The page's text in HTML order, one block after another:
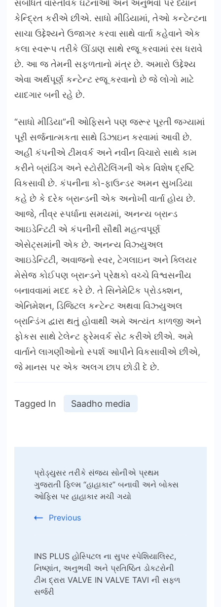
સંબંધિત વાસ્તવિક ઘટનાઓ અને અનુભવો પર ધ્યાન
કેન્દ્રિત કરીએ છીએ. સાધો મીડિયામાં, તેઓ કન્ટેન્ટના
સાચા ઉદ્દેશ્યને ઉજાગર કરવા સાથે વાર્તા કહેવાને એક
કલા સ્વરૂપ તરીકે ઊંડાણ સાથે રજૂ કરવામાં રસ ધરાવે
છે. આ જ તેમની સફળતાનો મંત્ર છે. અમારો ઉદ્દેશ્ય
એવા અર્થપૂર્ણ કન્ટેન્ટ રજૂ કરવાનો છે જે લોગો માટે
યાદગાર બની રહે છે.
“સાધો મીડિયા”ની ઓફિસને પણ જરૂર પૂરતી જગ્યામાં
પૂરી સર્જનાત્મકતા સાથે ડિઝાઇન કરવામાં આવી છે.
અહીં કંપનીએ ટીમવર્ક અને નવીન વિચારો સાથે કામ
કરીને બ્રાંડિંગ અને સ્ટોરીટેલિંગની એક વિશેષ દ્રષ્ટિ
વિકસાવી છે. કંપનીના કો-ફાઉન્ડર અમન સુખડિયા
કહે છે કે દરેક બ્રાન્ડની એક અનોખી વાર્તા હોય છે.
આજે, તીવ્ર સ્પર્ધાના સમયમાં, અનન્ય બ્રાન્ડ
આઇડેન્ટિટી એ કંપનીની સૌથી મહત્વપૂર્ણ
એસેટ્સમાંની એક છે. અનન્ય વિઝ્યુઅલ
આઇડેન્ટિટી, અવાજનો સ્વર, ટેગલાઇન અને ક્લિયર
મેસેજ કોઈપણ બ્રાન્ડને પ્રેક્ષકો વચ્ચે વિશ્વસનીય
બનાવવામાં મદદ કરે છે. તે સિનેમેટિક પ્રોડક્શન,
એનિમેશન, ડિજિટલ કન્ટેન્ટ અથવા વિઝ્યુઅલ
બ્રાન્ડિંગ દ્વારા થતું હોવાથી અમે અત્યંત કાળજી અને
ફોકસ સાથે ટેલેન્ટ ફ્રેમવર્ક સેટ કરીએ છીએ. અમે
વાર્તાને લાગણીઓનો સ્પર્શ આપીને વિકસાવીએ છીએ,
જે માનસ પર એક અલગ છાપ છોડી દે છે.
Tagged In Saadho media
Navigation
પ્રોડ્યુસર તરીકે સંજય સોનીએ પ્રથમ
ગુજરાતી ફિલ્મ “હાહાકાર” બનાવી અને બોક્સ
ઓફિસ પર હાહાકાર મચી ગયો
Previous
INS PLUS હોસ્પિટલ ના સુપર સ્પેશિયાલિસ્ટ,
નિષ્ણાંત, અનુભવી અને પ્રતિષ્ઠિત ડોકટરોની
ટીમ દ્રારા VALVE IN VALVE TAVI ની સફળ
સર્જરી